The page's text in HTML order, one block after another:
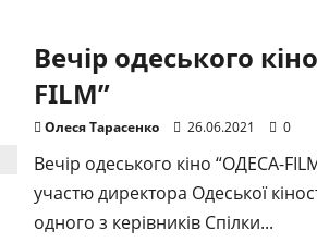
кров»
художниці
Вечір одеського
FILM”
Олеся Тарасенко 26.06.2021 0
Вечір одеського кіно “ОДЕСА-
участю директора Одеської
одного з керівників Спілки...